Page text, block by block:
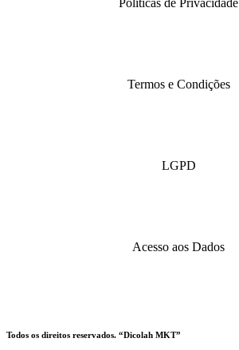
Politicas de Privacidade
Termos e Condições
LGPD
Acesso aos Dados
Todos os direitos reservados. “Dicolah MKT”